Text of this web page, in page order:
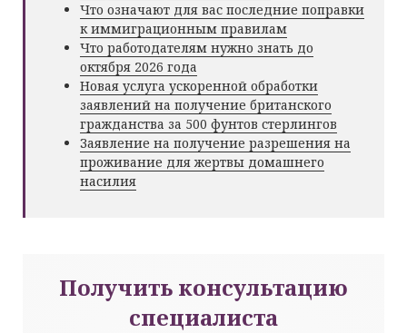
Что означают для вас последние поправки
к иммиграционным правилам
Что работодателям нужно знать до
октября 2026 года
Новая услуга ускоренной обработки
заявлений на получение британского
гражданства за 500 фунтов стерлингов
Заявление на получение разрешения на
проживание для жертвы домашнего
насилия
Получить консультацию
специалиста